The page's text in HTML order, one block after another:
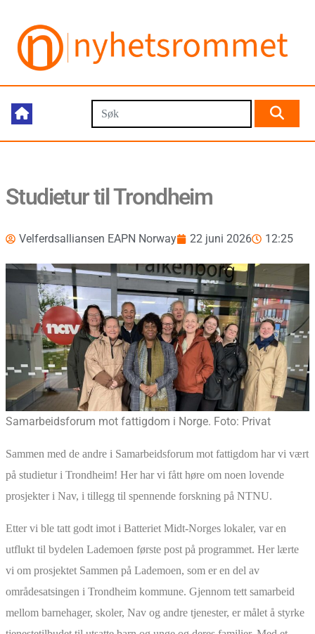
Studietur til Trondheim
Velferdsalliansen EAPN Norway 22 juni 2026 12:25
Samarbeidsforum mot fattigdom i Norge. Foto: Privat
Sammen med de andre i Samarbeidsforum mot fattigdom har vi vært
på studietur i Trondheim! Her har vi fått høre om noen lovende
prosjekter i Nav, i tillegg til spennende forskning på NTNU.
Etter vi ble tatt godt imot i Batteriet Midt-Norges lokaler, var en
utflukt til bydelen Lademoen første post på programmet. Her lærte
vi om prosjektet Sammen på Lademoen, som er en del av
områdesatsingen i Trondheim kommune. Gjennom tett samarbeid
mellom barnehager, skoler, Nav og andre tjenester, er målet å styrke